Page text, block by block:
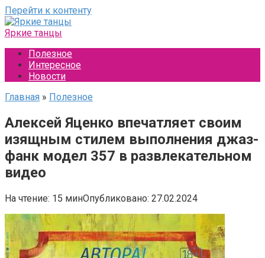
Перейти к контенту
Яркие танцы
Полезное
Интересное
Новости
Главная » Полезное
Алексей Яценко впечатляет своим
изящным стилем выполнения джаз-
фанк модел 357 в развлекательном
видео
На чтение: 15 минОпубликовано: 27.02.2024